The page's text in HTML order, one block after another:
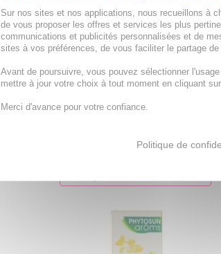
4
PHYTOSUN Arôms Huile
végétale d'Amande douce
bio flacon 100ml
Sur nos sites et nos applications, nous recueillons à
de vous proposer les offres et services les plus
communications et publicités personnalisées et de
sites à vos préférences, de vous faciliter le partage
Avant de poursuivre, vous pouvez sélectionner
mettre à jour votre choix à tout moment en cliquant
Merci d'avance pour votre confiance.
Politique de